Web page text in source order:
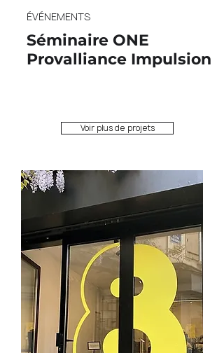
Séminaire ONE
Provalliance Impulsion
ÉVÉNEMENTS
Voir plus de projets